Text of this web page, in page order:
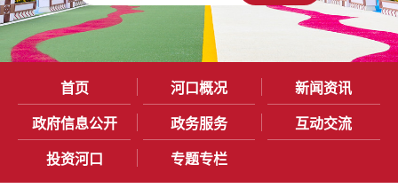
首页 河口概况 新闻资讯
政府信息公开 政务服务 互动交流
投资河口 专题专栏